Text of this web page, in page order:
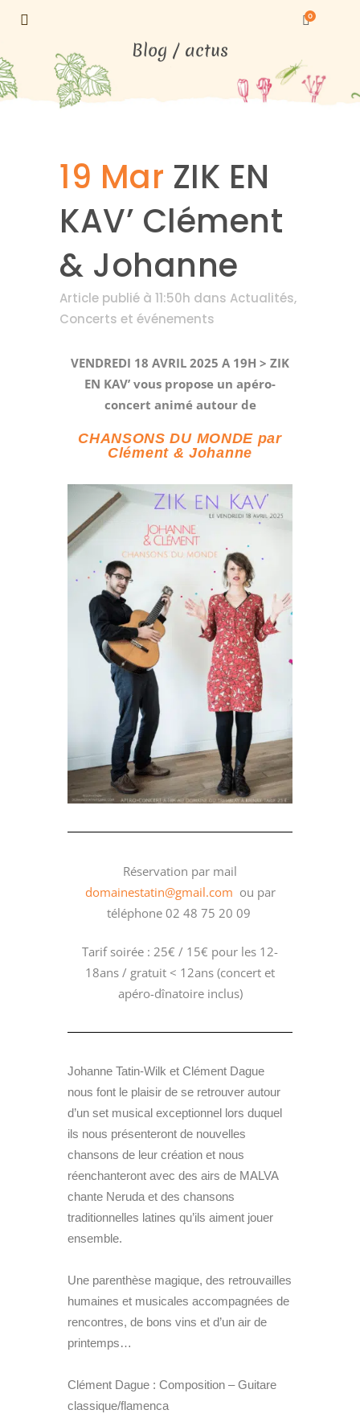
0
19 Mar ZIK EN
KAV’ Clément
& Johanne
Article publié à 11:50h dans Actualités,
Concerts et événements
VENDREDI 18 AVRIL 2025 A 19H > ZIK
EN KAV’ vous propose un apéro-
concert animé autour de
CHANSONS DU MONDE par
Clément & Johanne
Réservation par mail
domainestatin@gmail.com ou par
téléphone 02 48 75 20 09
Tarif soirée : 25€ / 15€ pour les 12-
18ans / gratuit < 12ans (concert et
apéro-dînatoire inclus)
Johanne Tatin-Wilk et Clément Dague
nous font le plaisir de se retrouver autour
d’un set musical exceptionnel lors duquel
ils nous présenteront de nouvelles
chansons de leur création et nous
réenchanteront avec des airs de MALVA
chante Neruda et des chansons
traditionnelles latines qu’ils aiment jouer
ensemble.
Une parenthèse magique, des retrouvailles
humaines et musicales accompagnées de
rencontres, de bons vins et d’un air de
printemps…
Clément Dague : Composition – Guitare
classique/flamenca